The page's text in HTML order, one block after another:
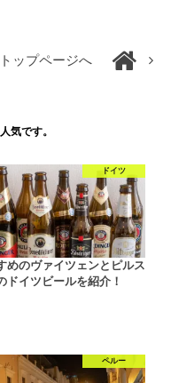
トップページへ
気です。
ドイツ
めのヴァイツェンとピルス
ドイツビールを紹介！
ペルー